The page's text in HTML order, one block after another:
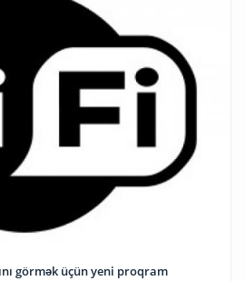
görmək üçün yeni proqram